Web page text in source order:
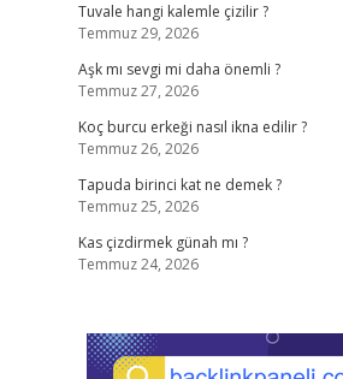
Tuvale hangi kalemle çizilir ?
Temmuz 29, 2026
Aşk mı sevgi mi daha önemli ?
Temmuz 27, 2026
Koç burcu erkeği nasıl ikna edilir ?
Temmuz 26, 2026
Tapuda birinci kat ne demek ?
Temmuz 25, 2026
Kas çizdirmek günah mı ?
Temmuz 24, 2026